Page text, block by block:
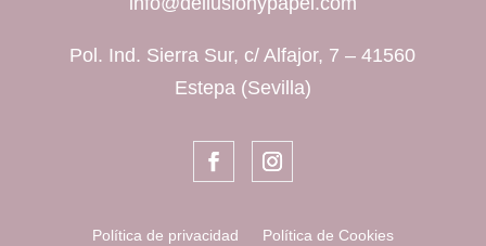
Pol. Ind. Sierra Sur, c/ Alfajor, 7 – 41560
Estepa (Sevilla)
Política de privacidad
Política de Cookies